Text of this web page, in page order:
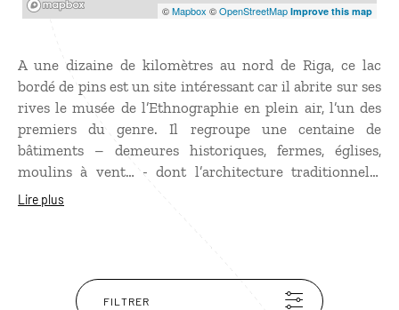
©Mapbox ©OpenStreetMap Improve this map
A une dizaine de kilomètres au nord de Riga, ce lac
bordé de pins est un site intéressant car il abrite sur ses
rives le musée de l’Ethnographie en plein air, l’un des
premiers du genre. Il regroupe une centaine de
bâtiments – demeures historiques, fermes, églises,
moulins à vent… - dont l’architecture traditionnelle
donne un excellent aperçu de la vie rurale en Lettonie
Gorki, Staline, Kroutchev et Brejnev !
Lire plus
FILTRER